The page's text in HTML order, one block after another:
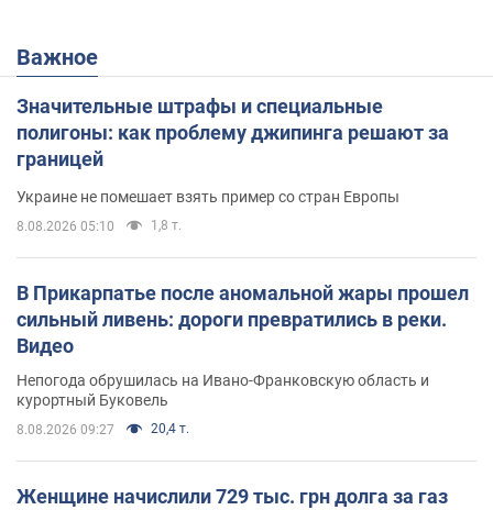
Важное
Значительные штрафы и специальные
полигоны: как проблему джипинга решают за
границей
Украине не помешает взять пример со стран Европы
8.08.2026 05:10 1,8 т.
В Прикарпатье после аномальной жары прошел
сильный ливень: дороги превратились в реки.
Видео
Непогода обрушилась на Ивано-Франковскую область и
курортный Буковель
8.08.2026 09:27 20,4 т.
Женщине начислили 729 тыс. грн долга за газ